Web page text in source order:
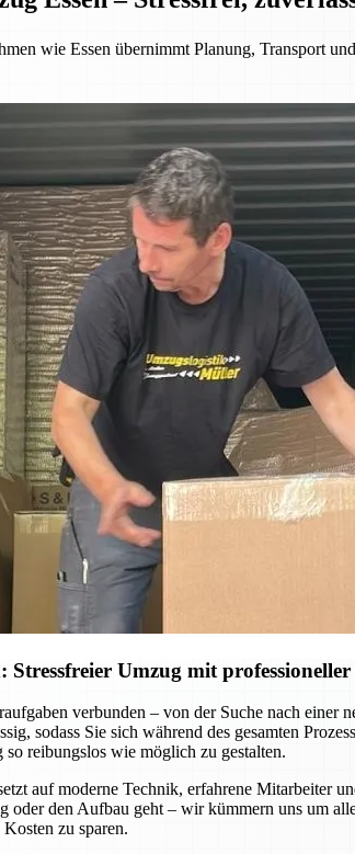
wie Essen übernimmt Planung, Transport
Stressfreier Umzug mit
verbunden – von der Suche nach einer
sodass Sie sich während des gesamten
reibungslos wie möglich zu gestalten.
auf moderne Technik, erfahrene Mitarbeiter
oder den Aufbau geht – wir kümmern uns um
zu sparen.